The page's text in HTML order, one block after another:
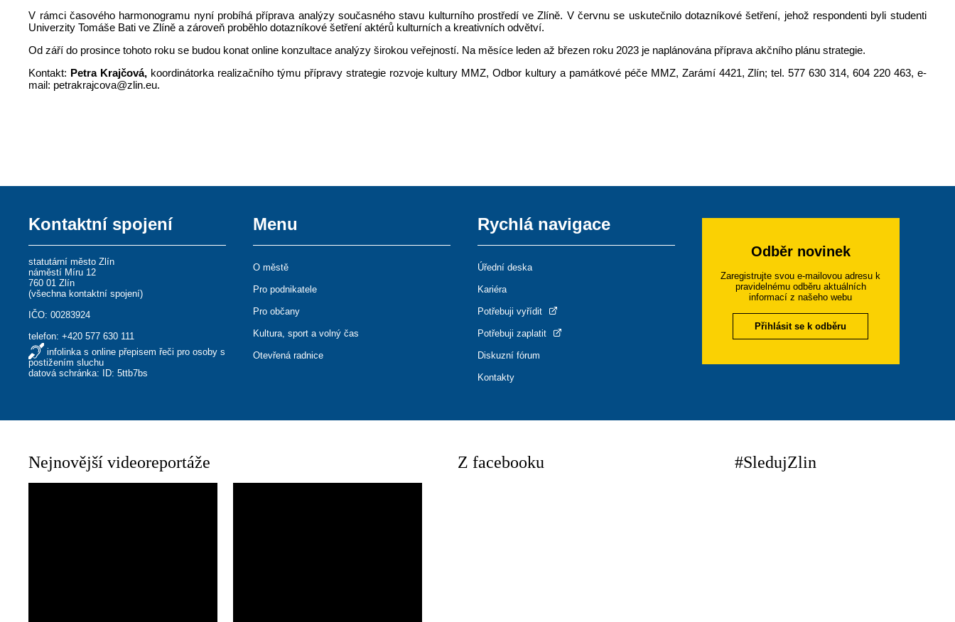
V rámci časového harmonogramu nyní probíhá příprava analýzy současného stavu kulturního prostředí ve Zlíně. V červnu se uskutečnilo dotazníkové šetření, jehož respondenti byli studenti
Univerzity Tomáše Bati ve Zlíně a zároveň proběhlo dotazníkové šetření aktérů kulturních a kreativních odvětví.
Od září do prosince tohoto roku se budou konat online konzultace analýzy širokou veřejností. Na měsíce leden až březen roku 2023 je naplánována příprava akčního plánu strategie.
Kontakt: Petra Krajčová, koordinátorka realizačního týmu přípravy strategie rozvoje kultury MMZ, Odbor kultury a památkové péče MMZ, Zarámí 4421, Zlín; tel. 577 630 314, 604 220 463, e-
mail: petrakrajcova@zlin.eu.
Kontaktní spojení
statutární město Zlín
náměstí Míru 12
760 01 Zlín
(všechna kontaktní spojení)
IČO: 00283924
telefon:+420 577 630 111
infolinka s online přepisem řeči pro osoby s
postižením sluchu
datová schránka: ID: 5ttb7bs
Menu
O městě
Pro podnikatele
Pro občany
Kultura, sport a volný čas
Otevřená radnice
Rychlá navigace
Úřední deska
Kariéra
Potřebuji vyřídit
Potřebuji zaplatit
Diskuzní fórum
Kontakty
Odběr novinek
Zaregistrujte svou e-mailovou adresu k
pravidelnému odběru aktuálních
informací z našeho webu
Přihlásit se k odběru
Nejnovější videoreportáže Z facebooku #SledujZlin